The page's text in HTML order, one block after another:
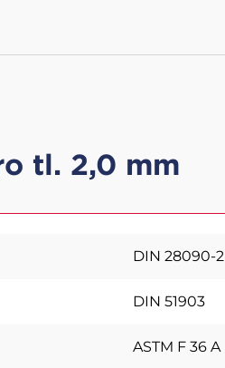
tl. 2,0 mm
DIN 28090-2
DIN 51903
ASTM F 36 A